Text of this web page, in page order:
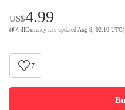
US$4.99
(¥750Currency rate updated Aug 8, 02:10 UTC)
7